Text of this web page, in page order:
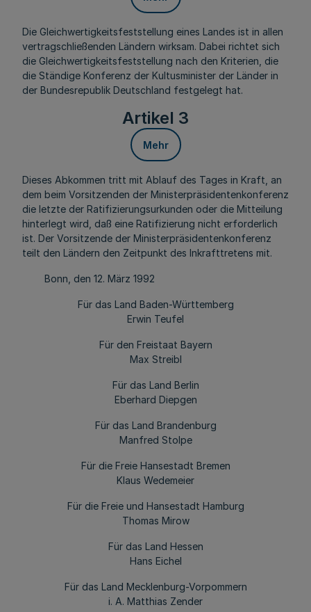
Die Gleichwertigkeitsfeststellung eines Landes ist in allen
vertragschließenden Ländern wirksam. Dabei richtet sich
die Gleichwertigkeitsfeststellung nach den Kriterien, die
die Ständige Konferenz der Kultusminister der Länder in
der Bundesrepublik Deutschland festgelegt hat.
Artikel 3
Mehr
Dieses Abkommen tritt mit Ablauf des Tages in Kraft, an
dem beim Vorsitzenden der Ministerpräsidentenkonferenz
die letzte der Ratifizierungsurkunden oder die Mitteilung
hinterlegt wird, daß eine Ratifizierung nicht erforderlich
ist. Der Vorsitzende der Ministerpräsidentenkonferenz
teilt den Ländern den Zeitpunkt des Inkrafttretens mit.
Bonn, den 12. März 1992
Für das Land Baden-Württemberg
Erwin Teufel
Für den Freistaat Bayern
Max Streibl
Für das Land Berlin
Eberhard Diepgen
Für das Land Brandenburg
Manfred Stolpe
Für die Freie Hansestadt Bremen
Klaus Wedemeier
Für die Freie und Hansestadt Hamburg
Thomas Mirow
Für das Land Hessen
Hans Eichel
Für das Land Mecklenburg-Vorpommern
i. A. Matthias Zender